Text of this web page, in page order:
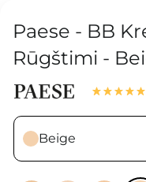
Paese - BB
Rūgštimi -
Beige